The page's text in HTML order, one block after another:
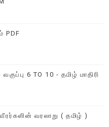
PDF
6 TO 10 - தமிழ் மாதிரி
வரலாறு ( தமிழ் )